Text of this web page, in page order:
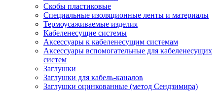
Скобы пластиковые
Специальные изоляционные ленты и материалы
Термоусаживаемые изделия
Кабеленесущие системы
Аксессуары к кабеленесущим системам
Аксессуары вспомогательные для кабеленесущих
систем
Заглушки
Заглушки для кабель-каналов
Заглушки оцинкованные (метод Сендзимира)